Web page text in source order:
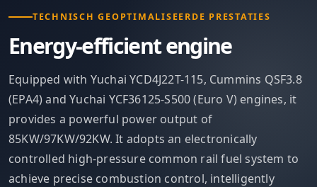
TECHNISCH GEOPTIMALISEERDE PRESTATIES
Energy-efficient engine
Equipped with Yuchai YCD4J22T-115, Cummins QSF3.8
(EPA4) and Yuchai YCF36125-S500 (Euro V) engines, it
provides a powerful power output of
85KW/97KW/92KW. It adopts an electronically
controlled high-pressure common rail fuel system to
achieve precise combustion control, intelligently